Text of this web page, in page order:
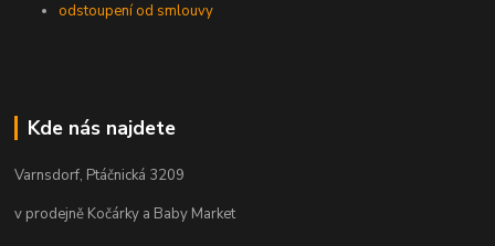
odstoupení od smlouvy
Kde nás najdete
Varnsdorf, Ptáčnická 3209
v prodejně Kočárky a Baby Market